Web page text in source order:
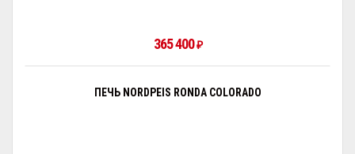
365 400₽
ПЕЧЬ NORDPEIS RONDA COLORADO